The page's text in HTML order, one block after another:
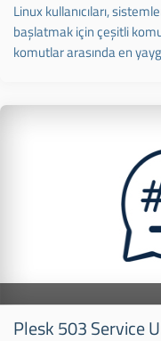
Linux kullanıcıları,
başlatmak için çeşitli
komutlar arasında en
Plesk 503 Service